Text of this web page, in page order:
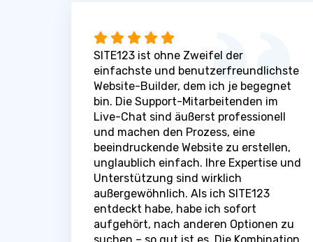
SITE123 ist ohne Zweifel der
einfachste und benutzerfreundlichste
Website-Builder, dem ich je begegnet
bin. Die Support-Mitarbeitenden im
Live-Chat sind äußerst professionell
und machen den Prozess, eine
beeindruckende Website zu erstellen,
unglaublich einfach. Ihre Expertise und
Unterstützung sind wirklich
außergewöhnlich. Als ich SITE123
entdeckt habe, habe ich sofort
aufgehört, nach anderen Optionen zu